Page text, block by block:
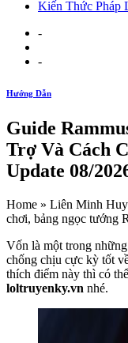
Kiến Thức Pháp
-
-
Hướng Dẫn
Guide
Trợ Và Cách
Update 08/
Home » Liên Minh
chơi, bảng ngọc tướng
Vốn là một trong
chống chịu cực kỳ tốt
thích điểm này thì có
loltruyenky.vn nhé.